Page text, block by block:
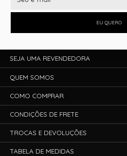
EU QUERO
SEJA UMA REVENDEDORA
QUEM SOMOS
COMO COMPRAR
CONDIÇÕES DE FRETE
TROCAS E DEVOLUÇÕES
TABELA DE MEDIDAS